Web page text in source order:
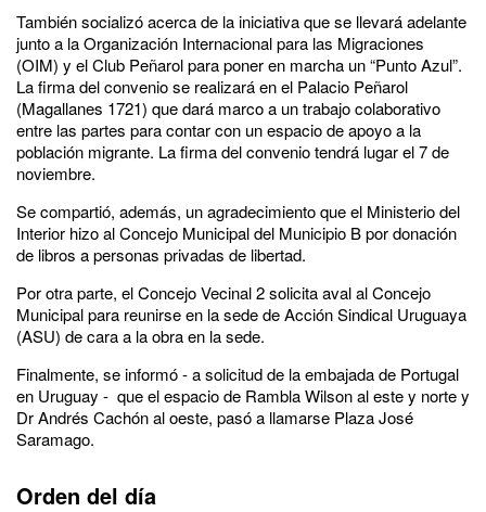
También socializó acerca de la iniciativa que se llevará adelante
junto a la Organización Internacional para las Migraciones
(OIM) y el Club Peñarol para poner en marcha un “Punto Azul”.
La firma del convenio se realizará en el Palacio Peñarol
(Magallanes 1721) que dará marco a un trabajo colaborativo
entre las partes para contar con un espacio de apoyo a la
población migrante. La firma del convenio tendrá lugar el 7 de
noviembre.
Se compartió, además, un agradecimiento que el Ministerio del
Interior hizo al Concejo Municipal del Municipio B por donación
de libros a personas privadas de libertad.
Por otra parte, el Concejo Vecinal 2 solicita aval al Concejo
Municipal para reunirse en la sede de Acción Sindical Uruguaya
(ASU) de cara a la obra en la sede.
Finalmente, se informó - a solicitud de la embajada de Portugal
en Uruguay - que el espacio de Rambla Wilson al este y norte y
Dr Andrés Cachón al oeste, pasó a llamarse Plaza José
Saramago.
Orden del día